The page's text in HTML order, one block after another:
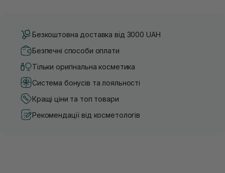
Безкоштовна доставка від 3000 UAH
Безпечні способи оплати
Тільки оригінальна косметика
Система бонусів та лояльності
Кращі ціни та топ товари
Рекомендації від косметологів